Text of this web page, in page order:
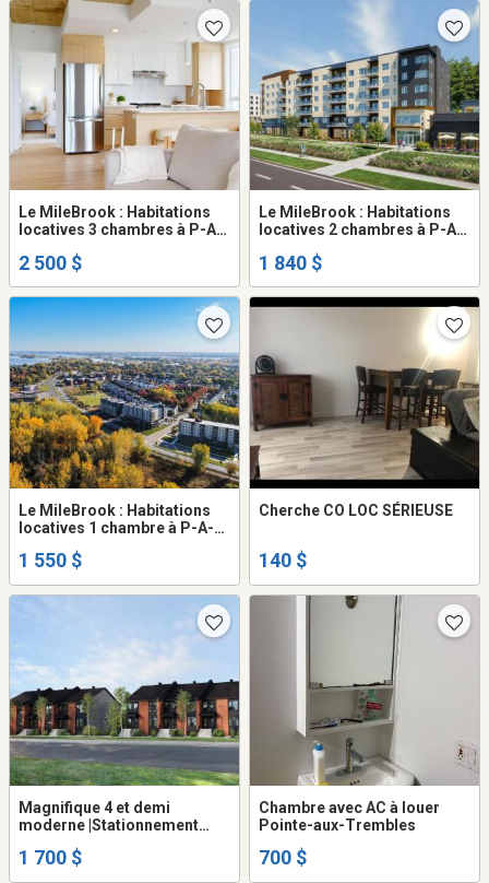
Le MileBrook : Habitations
locatives 3 chambres à P-A-
logement à louer Montréal
Pointe-aux-Trembles
2 500 $
Le MileBrook : Habitations
locatives 2 chambres à P-A-
logement à louer Montréal
Pointe-aux-Trembles
1 840 $
Le MileBrook : Habitations
locatives 1 chambre à P-A-T
logement Montréal Pointe-
1 550 $
Cherche CO LOC SÉRIEUSE
140 $
Magnifique 4 et demi
moderne |Stationnement
immédiatement
1 700 $
Chambre avec AC à louer
Pointe-aux-Trembles
700 $